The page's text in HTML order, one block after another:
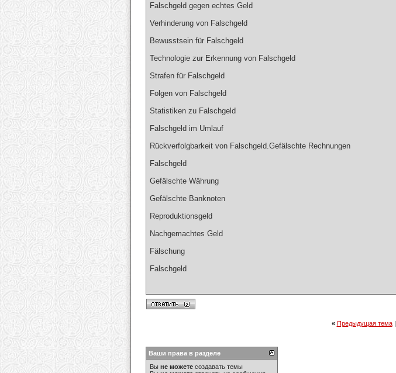
Falschgeld gegen echtes Geld
Verhinderung von Falschgeld
Bewusstsein für Falschgeld
Technologie zur Erkennung von Falschgeld
Strafen für Falschgeld
Folgen von Falschgeld
Statistiken zu Falschgeld
Falschgeld im Umlauf
Rückverfolgbarkeit von Falschgeld.Gefälschte Rechnungen
Falschgeld
Gefälschte Währung
Gefälschte Banknoten
Reproduktionsgeld
Nachgemachtes Geld
Fälschung
Falschgeld
« Предыдущая тема|
Ваши права в разделе
Вы не можете создавать темы